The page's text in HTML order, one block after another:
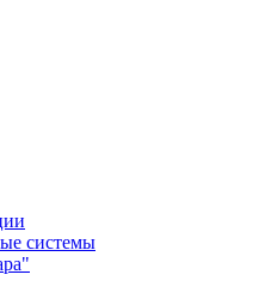
системы